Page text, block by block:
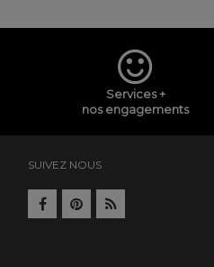
Services +
nos engagements
SUIVEZ NOUS